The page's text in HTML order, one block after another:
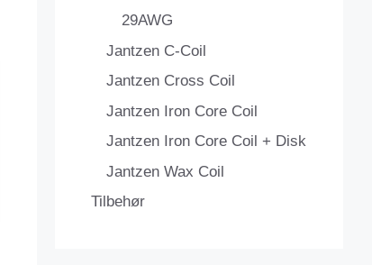
29AWG
Jantzen C-Coil
Jantzen Cross Coil
Jantzen Iron Core Coil
Jantzen Iron Core Coil + Disk
Jantzen Wax Coil
Tilbehør